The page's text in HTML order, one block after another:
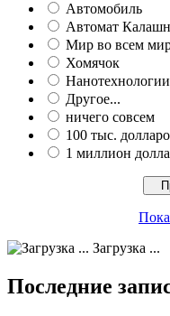
Автомобиль
Автомат
Мир во всем
Хомячок
Нанотехнологии
Другое...
ничего совсем
100 тыс.
1 миллион
Загрузка ...
Последние